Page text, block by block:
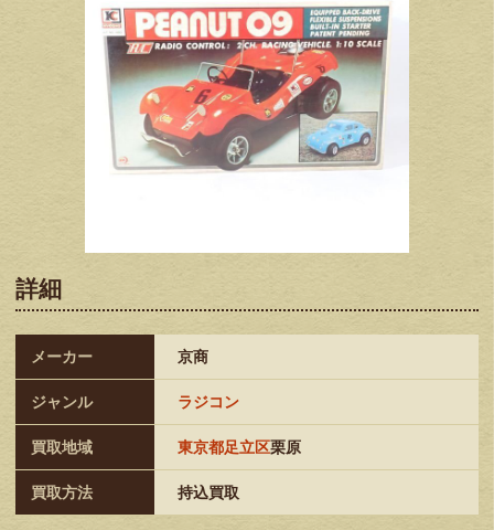
詳細
メーカー 京商
ジャンル ラジコン
買取地域 東京都足立区栗原
買取方法 持込買取